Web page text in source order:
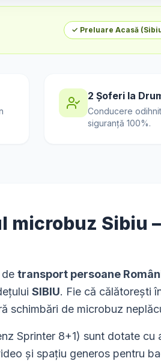
✓ Preluare Acasă (
2 Șoferi la
Conducere
siguranță 100%.
microbuz Sibiu –
transport persoane
SIBIU. Fie că călătorești
schimbări de microbuz
Sprinter 8+1) sunt dotate cu
și spațiu generos pentru